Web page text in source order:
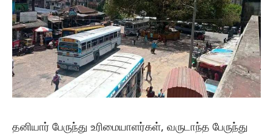
தனியார் பேருந்து உரிமையாளர்கள், வருடாந்த பேருந்து